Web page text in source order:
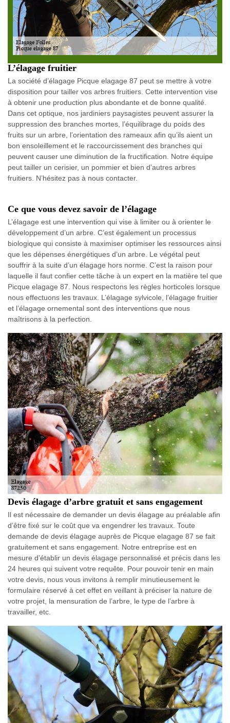
L’élagage fruitier
La société d’élagage Picque elagage 87 peut se mettre à votre
disposition pour tailler vos arbres fruitiers. Cette intervention vise
à obtenir une production plus abondante et de bonne qualité.
Dans cet optique, nos jardiniers paysagistes peuvent assurer la
suppression des branches mortes, l’équilibrage du poids des
fruits sur un arbre, l’orientation des rameaux afin qu’ils aient un
bon ensoleillement et le raccourcissement des branches qui
peuvent causer une diminution de la fructification. Notre équipe
peut tailler un cerisier, un pommier et bien d’autres arbres
fruitiers. N’hésitez pas à nous contacter.
Ce que vous devez savoir de l’élagage
L’élagage est une intervention qui vise à limiter ou à orienter le
développement d’un arbre. C’est également un processus
biologique qui consiste à maximiser optimiser les ressources ainsi
que les dépenses énergétiques d’un arbre. Le végétal peut
souffrir à la suite d’un élagage hors norme. C’est la raison pour
laquelle il faut confier cette tâche à un expert en la matière tel que
Picque elagage 87. Nous respectons les règles horticoles lorsque
nous effectuons les travaux. L’élagage sylvicole, l’élagage fruitier
et l’élagage ornemental sont des interventions que nous
maîtrisons à la perfection.
Devis élagage d’arbre gratuit et sans engagement
Il est nécessaire de demander un devis élagage au préalable afin
d’être fixé sur le coût que va engendrer les travaux. Toute
demande de devis élagage auprès de Picque elagage 87 se fait
gratuitement et sans engagement. Notre entreprise est en
mesure d’établir un devis élagage personnalisé et précis dans les
24 heures qui suivent votre requête. Pour pouvoir tenir en main
votre devis, nous vous invitons à remplir minutieusement le
formulaire réservé à cet effet en veillant à préciser la nature de
votre projet, la mensuration de l’arbre, le type de l’arbre à
travailler, etc.